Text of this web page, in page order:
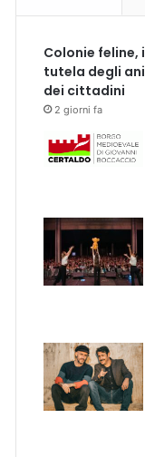
Colonie feline,
tutela degli
dei cittadini
2 giorni fa